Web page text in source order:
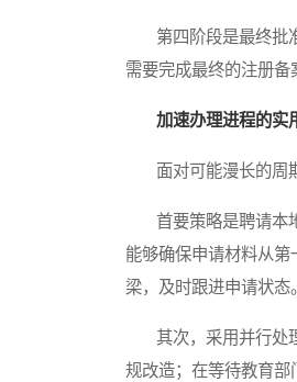
第四阶段是最终批准
需要完成最终的注册备
加速办理进程的实
面对可能漫长的周期
首要策略是聘请本地
能够确保申请材料从
梁，及时跟进申请状态。
其次，采用并行处理
规改造；在等待教育